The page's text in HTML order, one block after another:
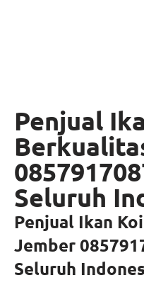
Penjual
Seluruh
Penjual Ikan
Jember
Seluruh